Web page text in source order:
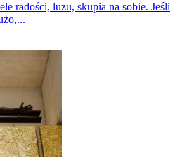
radości, luzu, skupia na sobie. Jeśli